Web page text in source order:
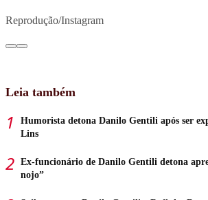
Reprodução/Instagram
Leia também
Humorista detona Danilo Gentili após ser
Lins
Ex-funcionário de Danilo Gentili detona
nojo”